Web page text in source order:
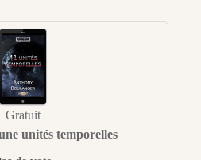
Gratuit
unités temporelles